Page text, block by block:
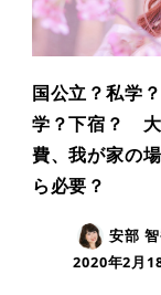
国公立？私学
学？下宿？
費、我が家の
ら必要？
安部
2020年2月